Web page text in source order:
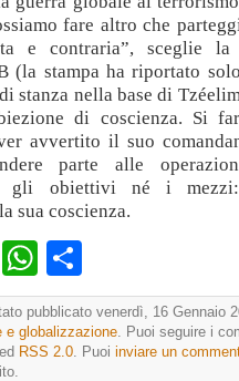
fare altro che
e contraria”, sceglie
(la stampa ha riportato
stanza nella base di
di coscienza. Si
avvertito il suo
parte alle
gli obiettivi né i
sua coscienza.
EmailWhatsApp
pubblicato venerdì, 16 Gennaio
e globalizzazione . Puoi seguire i
RSS 2.0 . Puoi inviare un